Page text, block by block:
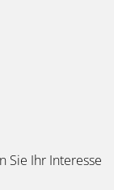
Sie Ihr Interesse